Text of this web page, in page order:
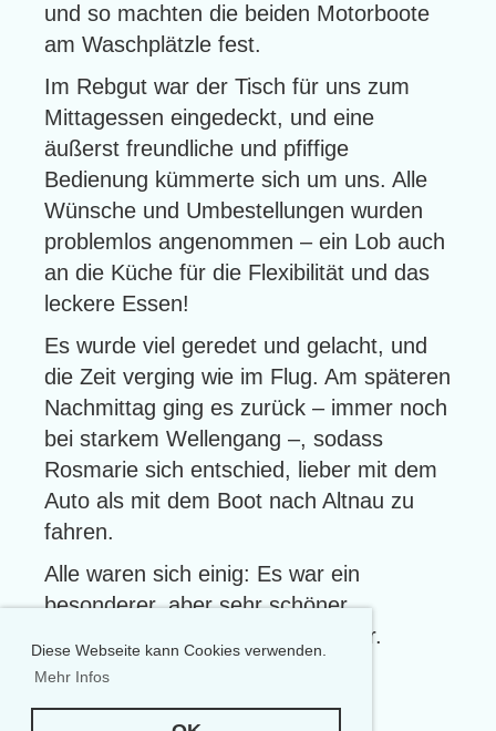
Diese Webseite kann Cookies verwenden.
Mehr Infos
und so machten die beiden Motorboote
am Waschplätzle fest.
Im Rebgut war der Tisch für uns zum
Mittagessen eingedeckt, und eine
äußerst freundliche und pfiffige
Bedienung kümmerte sich um uns. Alle
Wünsche und Umbestellungen wurden
problemlos angenommen – ein Lob auch
an die Küche für die Flexibilität und das
leckere Essen!
Es wurde viel geredet und gelacht, und
die Zeit verging wie im Flug. Am späteren
Nachmittag ging es zurück – immer noch
bei starkem Wellengang –, sodass
Rosmarie sich entschied, lieber mit dem
Auto als mit dem Boot nach Altnau zu
fahren.
Alle waren sich einig: Es war ein
besonderer, aber sehr schöner
Saisonabschluss auf dem Wasser.
Impressionen